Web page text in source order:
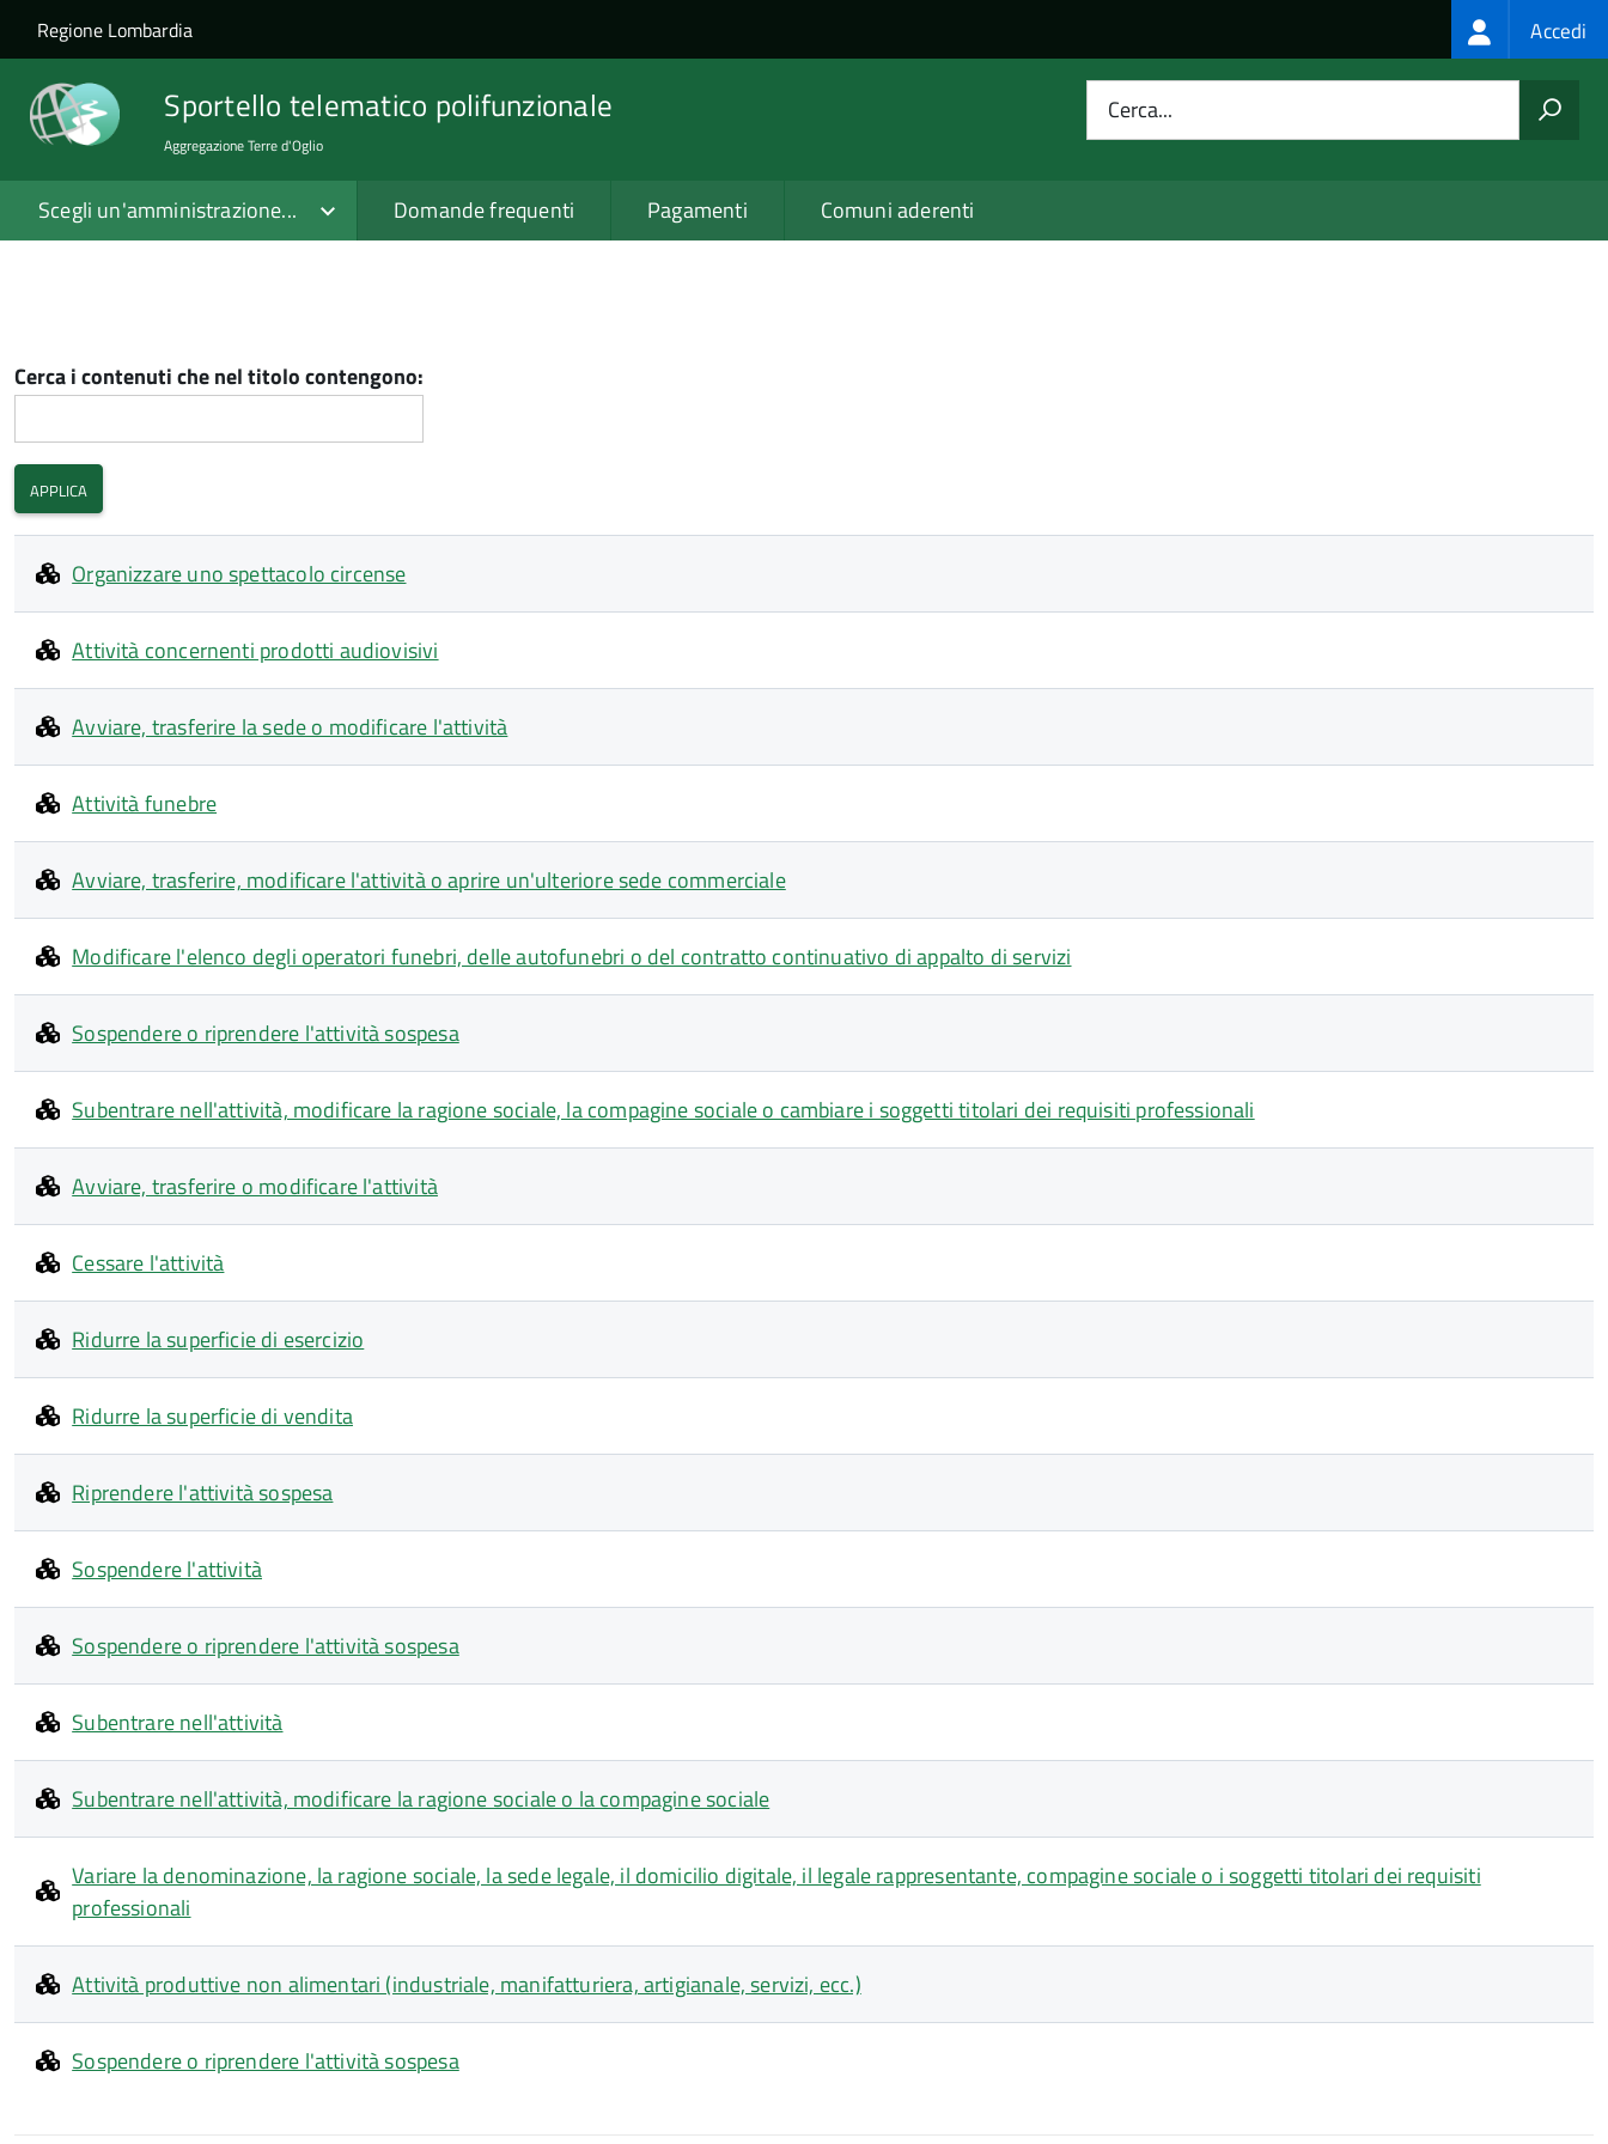
Salta al contenuto principale
Skip to site navigation
Regione Lombardia Login
menu
Accedi
Sportello telematico polifunzionale
Aggregazione Terre d'Oglio
Cerca...
Scegli un'amministrazione... Domande frequenti Pagamenti Comuni aderenti
Cerca i contenuti che nel titolo contengono:
Organizzare uno spettacolo circense
Attività concernenti prodotti audiovisivi
Avviare, trasferire la sede o modificare l'attività
Attività funebre
Avviare, trasferire, modificare l'attività o aprire un'ulteriore sede commerciale
Modificare l'elenco degli operatori funebri, delle autofunebri o del contratto continuativo di appalto di servizi
Sospendere o riprendere l'attività sospesa
Subentrare nell'attività, modificare la ragione sociale, la compagine sociale o cambiare i soggetti titolari dei requisiti professionali
Avviare, trasferire o modificare l'attività
Cessare l'attività
Ridurre la superficie di esercizio
Ridurre la superficie di vendita
Riprendere l'attività sospesa
Sospendere l'attività
Sospendere o riprendere l'attività sospesa
Subentrare nell'attività
Subentrare nell'attività, modificare la ragione sociale o la compagine sociale
Variare la denominazione, la ragione sociale, la sede legale, il domicilio digitale, il legale rappresentante, compagine sociale o i soggetti titolari dei requisiti
professionali
Attività produttive non alimentari (industriale, manifatturiera, artigianale, servizi, ecc.)
Sospendere o riprendere l'attività sospesa